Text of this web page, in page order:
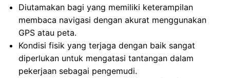
Diutamakan bagi yang memiliki keterampilan
membaca navigasi dengan akurat menggunakan
GPS atau peta.
Kondisi fisik yang terjaga dengan baik sangat
diperlukan untuk mengatasi tantangan dalam
pekerjaan sebagai pengemudi.